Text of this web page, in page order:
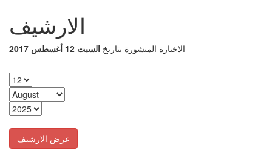
الارشيف
الاخبارة المنشورة بتاريخ السبت 12 أغسطس 2017